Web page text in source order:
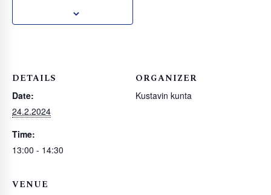
DETAILS
Date:
24.2.2024
Time:
13:00 - 14:30
VENUE
ORGANIZER
Kustavin kunta